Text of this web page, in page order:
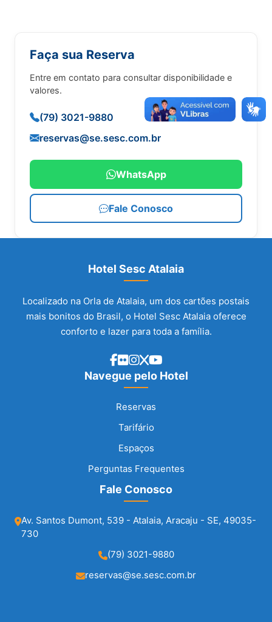
Faça sua Reserva
Entre em contato para consultar disponibilidade e
valores.
(79) 3021-9880
reservas@se.sesc.com.br
WhatsApp
Fale Conosco
Hotel Sesc Atalaia
Localizado na Orla de Atalaia, um dos cartões postais
mais bonitos do Brasil, o Hotel Sesc Atalaia oferece
conforto e lazer para toda a família.
Navegue pelo Hotel
Reservas
Tarifário
Espaços
Perguntas Frequentes
Fale Conosco
Av. Santos Dumont, 539 - Atalaia, Aracaju - SE, 49035-
730
(79) 3021-9880
reservas@se.sesc.com.br